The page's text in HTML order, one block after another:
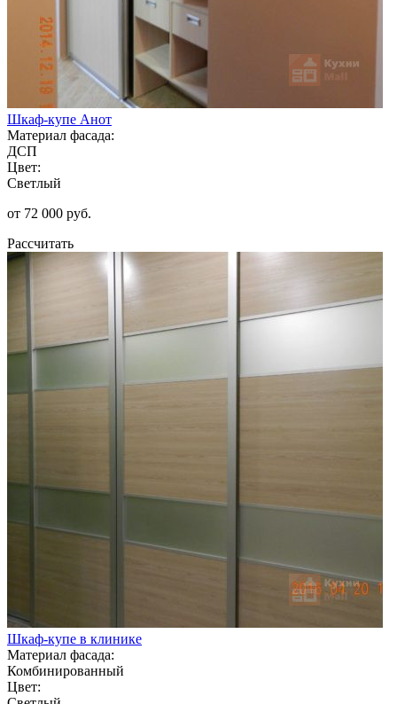
Шкаф-купе Анот
Материал фасада:
ДСП
Цвет:
Светлый
от 72 000 руб.
Рассчитать
Шкаф-купе в клинике
Материал фасада:
Комбинированный
Цвет: